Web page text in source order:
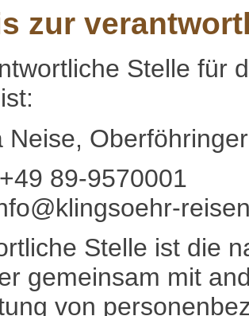
zur
Stelle für
Neise,
89-9570001
Stelle ist die
gemeinsam mit
von